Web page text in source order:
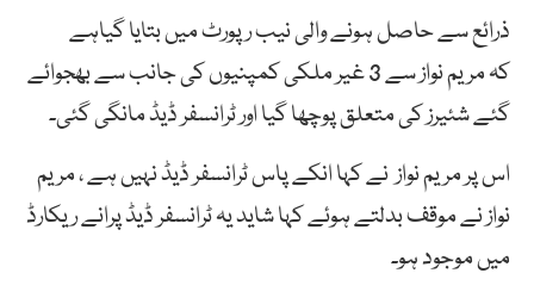
ذرائع سے حاصل ہونے والی نیب رپورٹ میں بتایا گیاہے
کہ مریم نواز سے 3 غیر ملکی کمپنیوں کی جانب سے بھجوائے
گئے شئیرز کی متعلق پوچھا گیا اور ٹرانسفر ڈیڈ مانگی گئی۔
اس پر مریم نواز نے کہا انکے پاس ٹرانسفر ڈیڈ نہیں ہے ، مریم
نواز نے موقف بدلتے ہوئے کہا شاید یہ ٹرانسفر ڈیڈ پرانے ریکارڈ
میں موجود ہو۔